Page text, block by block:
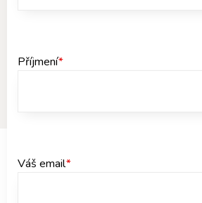
Příjmení*
Váš email*